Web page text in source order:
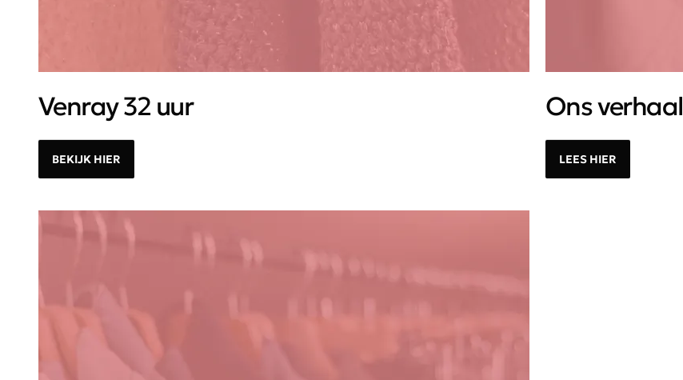
Venray 32 uur
BEKIJK HIER
Ons verhaal
LEES HIER